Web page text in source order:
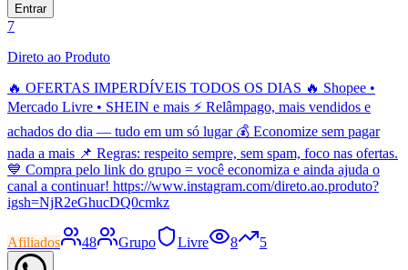
Entrar
7
Direto ao Produto
🔥 OFERTAS IMPERDÍVEIS TODOS OS DIAS 🔥 Shopee •
Mercado Livre • SHEIN e mais ⚡ Relâmpago, mais vendidos e
achados do dia — tudo em um só lugar 💰 Economize sem pagar
nada a mais 📌 Regras: respeito sempre, sem spam, foco nas ofertas.
💙 Compra pelo link do grupo = você economiza e ainda ajuda o
canal a continuar! https://www.instagram.com/direto.ao.produto?
igsh=NjR2eGhucDQ0cmkz
Afiliados 48 Grupo Livre 8 5